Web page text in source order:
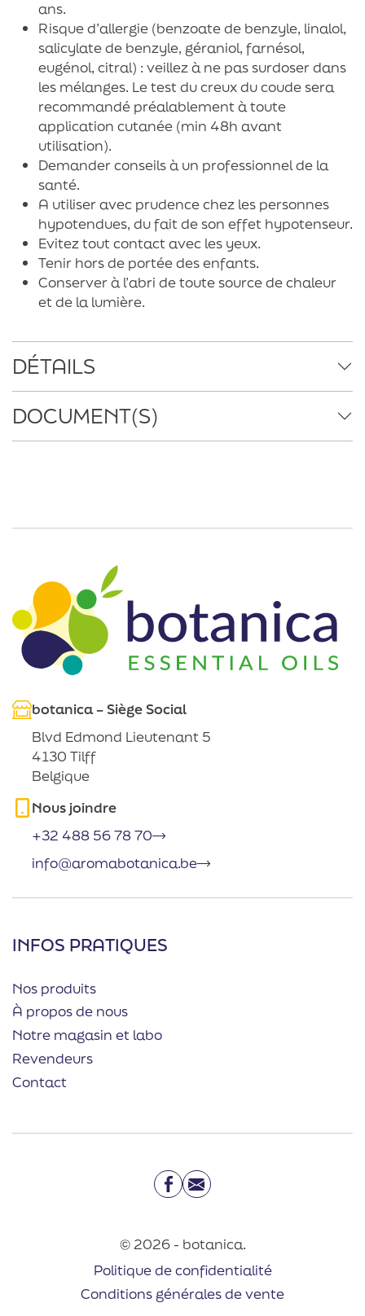
ans.
Risque d’allergie (benzoate de benzyle, linalol,
salicylate de benzyle, géraniol, farnésol,
eugénol, citral) : veillez à ne pas surdoser dans
les mélanges. Le test du creux du coude sera
recommandé préalablement à toute
application cutanée (min 48h avant
utilisation).
Demander conseils à un professionnel de la
santé.
A utiliser avec prudence chez les personnes
hypotendues, du fait de son effet hypotenseur.
Evitez tout contact avec les yeux.
Tenir hors de portée des enfants.
Conserver à l’abri de toute source de chaleur
et de la lumière.
DÉTAILS
DOCUMENT(S)
botanica – Siège Social
Blvd Edmond Lieutenant 5
4130 Tilff
Belgique
Nous joindre
+32 488 56 78 70
info@aromabotanica.be
INFOS PRATIQUES
Nos produits
À propos de nous
Notre magasin et labo
Revendeurs
Contact
Facebook
Email
© 2026 - botanica.
Politique de confidentialité
Conditions générales de vente